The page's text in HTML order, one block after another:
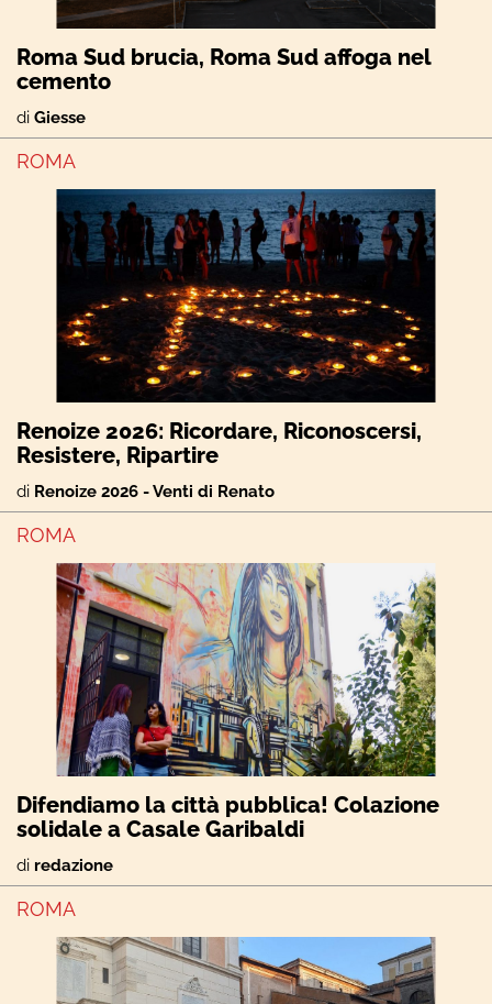
Roma Sud brucia, Roma Sud affoga nel
cemento
di Giesse
ROMA
Renoize 2026: Ricordare, Riconoscersi,
Resistere, Ripartire
di Renoize 2026 - Venti di Renato
ROMA
Difendiamo la città pubblica! Colazione
solidale a Casale Garibaldi
di redazione
ROMA